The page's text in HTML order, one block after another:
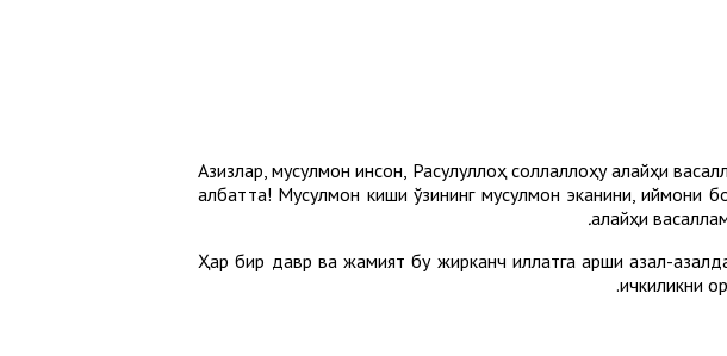
Азизлар, мусулмон инсон, Расулуллоҳ соллаллоҳу алайҳи
албатта! Мусулмон киши ўзининг мусулмон эканини, иймони
алайҳи
Ҳар бир давр ва жамият бу жирканч иллатга қарши азал-
ичкиликни